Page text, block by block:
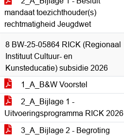
mandaat toezichthouder(s)
rechtmatigheid Jeugdwet
8 BW-25-05864 RICK (Regionaal
Instituut Cultuur- en
Kunsteducatie) subsidie 2026
1_A_B&W Voorstel
2_A_Bijlage 1 -
Uitvoeringsprogramma RICK 2026
3_A_Bijlage 2 - Begroting